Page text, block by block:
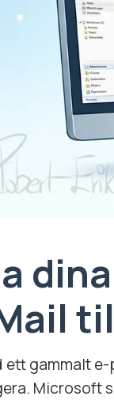
ett gammalt
Microsoft